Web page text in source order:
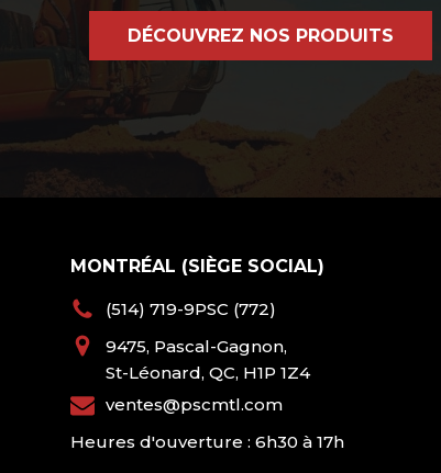
DÉCOUVREZ NOS PRODUITS
MONTRÉAL (SIÈGE SOCIAL)
(514) 719-9PSC (772)
9475, Pascal-Gagnon,
St-Léonard, QC, H1P 1Z4
ventes@pscmtl.com
Heures d'ouverture : 6h30 à 17h